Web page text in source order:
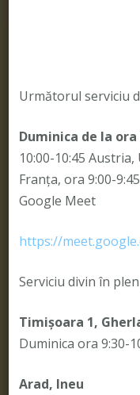
Următorul serviciu
Duminica de la ora
10:00-10:45
Franța, ora 9:00-
Google Meet
https://
Serviciu divin în
Timișoara 1,
Duminica ora 9:30-
Arad, Ineu